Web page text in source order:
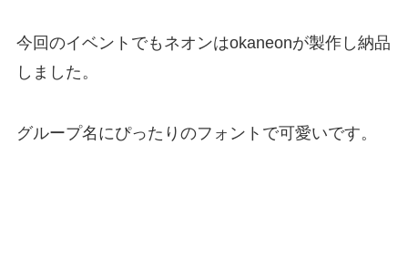
今回のイベントでもネオンはokaneonが製作し納品
しました。
グループ名にぴったりのフォントで可愛いです。